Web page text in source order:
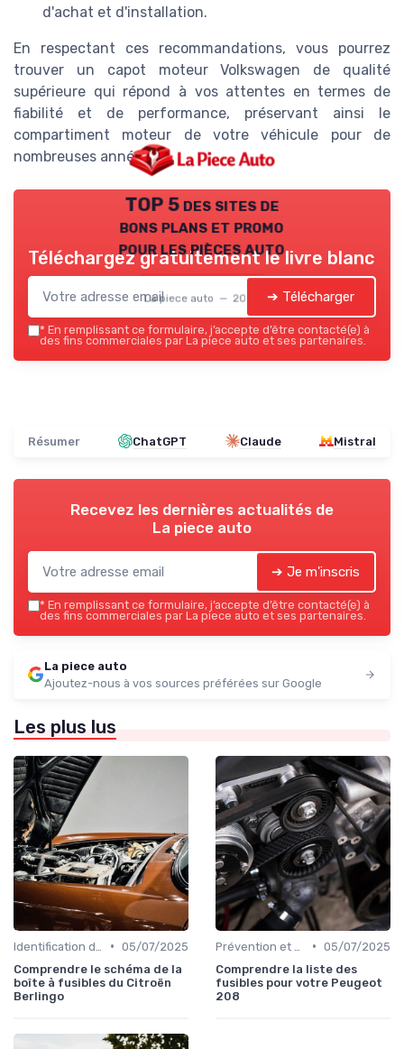
d'achat et d'installation.
En respectant ces recommandations, vous pourrez
trouver un capot moteur Volkswagen de qualité
supérieure qui répond à vos attentes en termes de
fiabilité et de performance, préservant ainsi le
compartiment moteur de votre véhicule pour de
nombreuses années.
TOP 5 des sites de
bons plans et promo
pour les pièces auto
La piece auto — 2026
Téléchargez gratuitement le livre blanc
➔ Télécharger
* En remplissant ce formulaire, j’accepte d’être contacté(e) à
des fins commerciales par La piece auto et ses partenaires.
Résumer ChatGPT Claude Mistral
Recevez les dernières actualités de
La piece auto
➔ Je m'inscris
* En remplissant ce formulaire, j’accepte d’être contacté(e) à
des fins commerciales par La piece auto et ses partenaires.
La piece auto
Ajoutez-nous à vos sources préférées sur Google
Les plus lus
• 05/07/2025
Comprendre le schéma de la
boîte à fusibles du Citroën
Berlingo
• 05/07/2025
Comprendre la liste des
fusibles pour votre Peugeot
208